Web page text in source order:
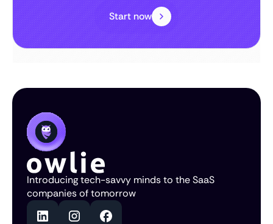
Start now
Introducing tech-savvy minds to the SaaS
companies of tomorrow